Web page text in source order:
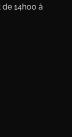
14h00 à